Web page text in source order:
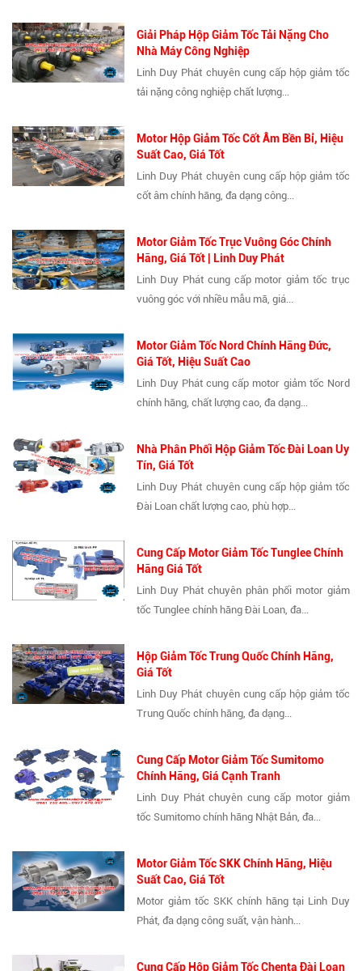
Giải Pháp Hộp Giảm Tốc Tải Nặng Cho
Nhà Máy Công Nghiệp
Linh Duy Phát chuyên cung cấp hộp giảm tốc
tải nặng công nghiệp chất lượng...
Motor Hộp Giảm Tốc Cốt Âm Bền Bỉ, Hiệu
Suất Cao, Giá Tốt
Linh Duy Phát chuyên cung cấp hộp giảm tốc
cốt âm chính hãng, đa dạng công...
Motor Giảm Tốc Trục Vuông Góc Chính
Hãng, Giá Tốt | Linh Duy Phát
Linh Duy Phát cung cấp motor giảm tốc trục
vuông góc với nhiều mẫu mã, giá...
Motor Giảm Tốc Nord Chính Hãng Đức,
Giá Tốt, Hiệu Suất Cao
Linh Duy Phát cung cấp motor giảm tốc Nord
chính hãng, chất lượng cao, đa dạng...
Nhà Phân Phối Hộp Giảm Tốc Đài Loan Uy
Tín, Giá Tốt
Linh Duy Phát chuyên cung cấp hộp giảm tốc
Đài Loan chất lượng cao, phù hợp...
Cung Cấp Motor Giảm Tốc Tunglee Chính
Hãng Giá Tốt
Linh Duy Phát chuyên phân phối motor giảm
tốc Tunglee chính hãng Đài Loan, đa...
Hộp Giảm Tốc Trung Quốc Chính Hãng,
Giá Tốt
Linh Duy Phát chuyên cung cấp hộp giảm tốc
Trung Quốc chính hãng, đa dạng...
Cung Cấp Motor Giảm Tốc Sumitomo
Chính Hãng, Giá Cạnh Tranh
Linh Duy Phát chuyên cung cấp motor giảm
tốc Sumitomo chính hãng Nhật Bản, đa...
Motor Giảm Tốc SKK Chính Hãng, Hiệu
Suất Cao, Giá Tốt
Motor giảm tốc SKK chính hãng tại Linh Duy
Phát, đa dạng công suất, vận hành...
Cung Cấp Hộp Giảm Tốc Chenta Đài Loan